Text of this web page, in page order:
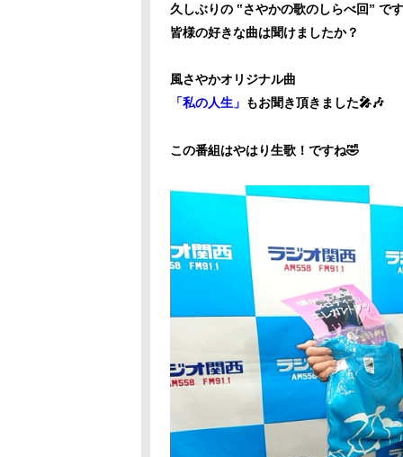
久しぶりの ‟さやかの歌のしらべ回” で
皆様の好きな曲は聞けましたか？
風さやかオリジナル曲
「私の人生」 もお聞き頂きました🎤🎶
この番組はやはり生歌！ですね🤣